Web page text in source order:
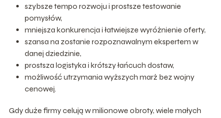
szybsze tempo rozwoju i prostsze testowanie
pomysłów,
mniejsza konkurencja i łatwiejsze wyróżnienie oferty,
szansa na zostanie rozpoznawalnym ekspertem w
danej dziedzinie,
prostsza logistyka i krótszy łańcuch dostaw,
możliwość utrzymania wyższych marż bez wojny
cenowej.
Gdy duże firmy celują w milionowe obroty, wiele małych